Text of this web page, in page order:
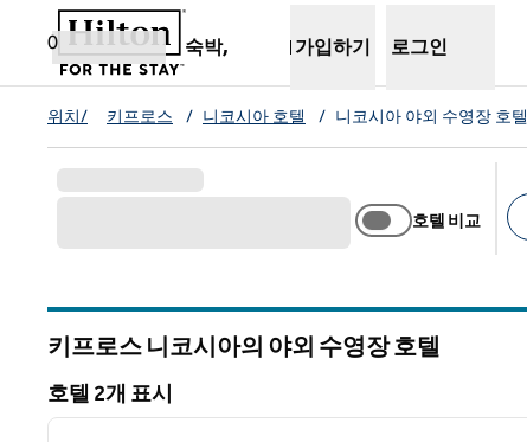
콘텐츠로 이동
0
숙박,
새 탭 열림
가입하기 로그인
위치/ 키프로스 / 니코시아 호텔 / 니코시아 야외 수영장 호텔
호텔 비교
키프로스 니코시아의 야외 수영장 호텔
호텔 2개 표시
호텔 2개 표시
1/12